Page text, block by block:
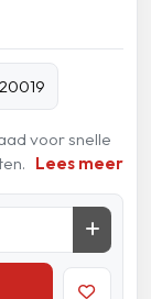
voor snelle
Lees meer